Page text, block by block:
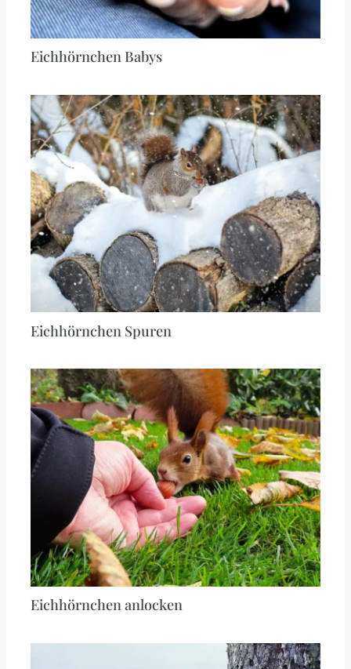
Eichhörnchen Babys
Eichhörnchen Spuren
Eichhörnchen anlocken